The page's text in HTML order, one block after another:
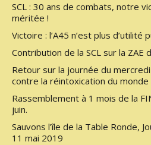
SCL : 30 ans de combats, notre
méritée !
Victoire : l’A45 n’est plus d’utilité
Contribution de la SCL sur la ZAE
Retour sur la journée du
contre la réintoxication du monde
Rassemblement à 1 mois de la
juin.
Sauvons l’île de la Table Ronde,
11 mai 2019